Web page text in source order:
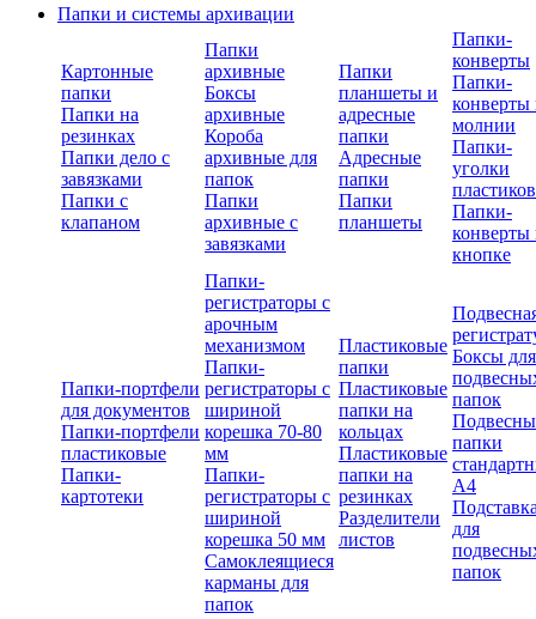
Папки и системы архивации
Картонные
папки
Папки на
резинках
Папки дело с
завязками
Папки с
клапаном
Папки
архивные
Боксы
архивные
Короба
архивные для
папок
Папки
архивные с
завязками
Папки
планшеты и
адресные
папки
Адресные
папки
Папки
планшеты
Папки-
конверты
Папки-
конверты
молнии
Папки-
уголки
Папки-
конверты
кнопке
Папки-портфели
для документов
Папки-портфели
пластиковые
Папки-
картотеки
Папки-
регистраторы с
арочным
механизмом
Папки-
регистраторы с
шириной
корешка 70-80
мм
Папки-
регистраторы с
шириной
корешка 50 мм
Самоклеящиеся
карманы для
папок
Пластиковые
папки
Пластиковые
папки на
кольцах
Пластиковые
папки на
резинках
Разделители
листов
Боксы для
папок
папки
А4
для
папок